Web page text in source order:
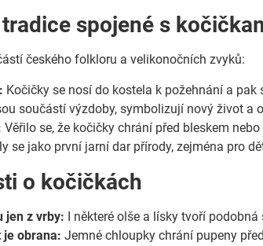
spojené s
českého folkloru a velikonočních zvyků:
Kočičky se nosí do kostela k požehnání a
součástí výzdoby, symbolizují nový život a
Věřilo se, že kočičky chrání před bleskem
se jako první jarní dar přírody, zejména pro
o kočičkách
jen z vrby: I některé olše a lísky tvoří
obrana: Jemné chloupky chrání pupeny